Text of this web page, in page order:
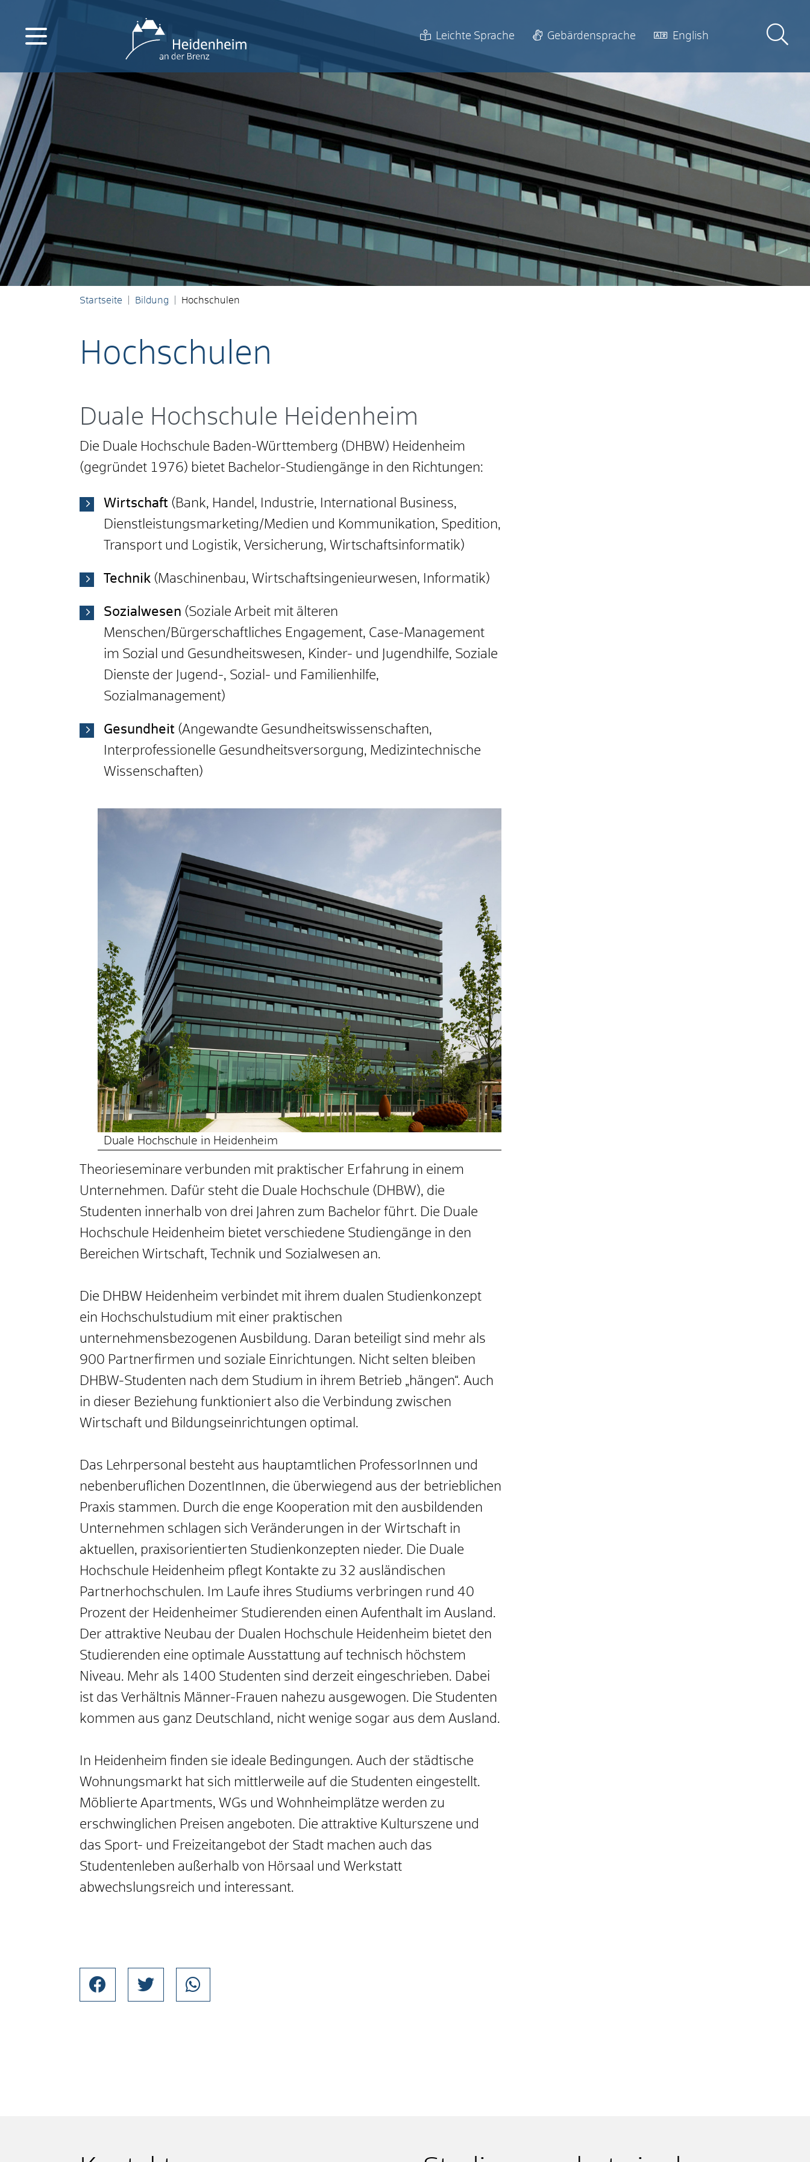
Leichte Sprache Gebärdensprache English
Startseite Bildung Hochschulen
Hochschulen
Duale Hochschule Heidenheim
Die Duale Hochschule Baden-Württemberg (DHBW) Heidenheim
(gegründet 1976) bietet Bachelor-Studiengänge in den Richtungen:
Wirtschaft (Bank, Handel, Industrie, International Business,
Dienstleistungsmarketing/Medien und Kommunikation, Spedition,
Transport und Logistik, Versicherung, Wirtschaftsinformatik)
Technik (Maschinenbau, Wirtschaftsingenieurwesen, Informatik)
Sozialwesen (Soziale Arbeit mit älteren
Menschen/Bürgerschaftliches Engagement, Case-Management
im Sozial und Gesundheitswesen, Kinder- und Jugendhilfe, Soziale
Dienste der Jugend-, Sozial- und Familienhilfe,
Sozialmanagement)
Gesundheit (Angewandte Gesundheitswissenschaften,
Interprofessionelle Gesundheitsversorgung, Medizintechnische
Wissenschaften)
Duale Hochschule in Heidenheim
Theorieseminare verbunden mit praktischer Erfahrung in einem
Unternehmen. Dafür steht die Duale Hochschule (DHBW), die
Studenten innerhalb von drei Jahren zum Bachelor führt. Die Duale
Hochschule Heidenheim bietet verschiedene Studiengänge in den
Bereichen Wirtschaft, Technik und Sozialwesen an.
Die DHBW Heidenheim verbindet mit ihrem dualen Studienkonzept
ein Hochschulstudium mit einer praktischen
unternehmensbezogenen Ausbildung. Daran beteiligt sind mehr als
900 Partnerfirmen und soziale Einrichtungen. Nicht selten bleiben
DHBW-Studenten nach dem Studium in ihrem Betrieb „hängen“. Auch
in dieser Beziehung funktioniert also die Verbindung zwischen
Wirtschaft und Bildungseinrichtungen optimal.
Das Lehrpersonal besteht aus hauptamtlichen ProfessorInnen und
nebenberuflichen DozentInnen, die überwiegend aus der betrieblichen
Praxis stammen. Durch die enge Kooperation mit den ausbildenden
Unternehmen schlagen sich Veränderungen in der Wirtschaft in
aktuellen, praxisorientierten Studienkonzepten nieder. Die Duale
Hochschule Heidenheim pflegt Kontakte zu 32 ausländischen
Partnerhochschulen. Im Laufe ihres Studiums verbringen rund 40
Prozent der Heidenheimer Studierenden einen Aufenthalt im Ausland.
Der attraktive Neubau der Dualen Hochschule Heidenheim bietet den
Studierenden eine optimale Ausstattung auf technisch höchstem
Niveau. Mehr als 1400 Studenten sind derzeit eingeschrieben. Dabei
ist das Verhältnis Männer-Frauen nahezu ausgewogen. Die Studenten
kommen aus ganz Deutschland, nicht wenige sogar aus dem Ausland.
In Heidenheim finden sie ideale Bedingungen. Auch der städtische
Wohnungsmarkt hat sich mittlerweile auf die Studenten eingestellt.
Möblierte Apartments, WGs und Wohnheimplätze werden zu
erschwinglichen Preisen angeboten. Die attraktive Kulturszene und
das Sport- und Freizeitangebot der Stadt machen auch das
Studentenleben außerhalb von Hörsaal und Werkstatt
abwechslungsreich und interessant.